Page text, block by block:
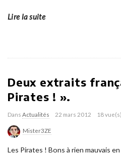
Lire la suite
Deux extraits
Pirates ! ».
Dans Actualités 22 mars 2012 18 vue(s)
Mister3ZE
Les Pirates ! Bons à rien mauvais